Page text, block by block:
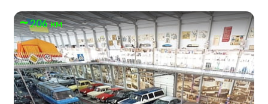
206 км